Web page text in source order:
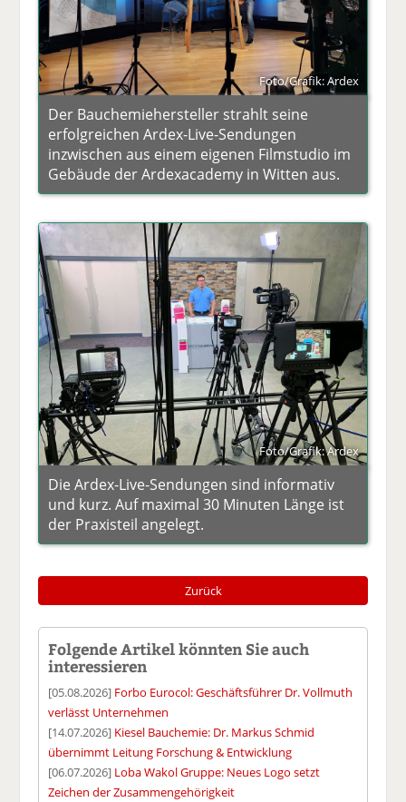
Foto/Grafik: Ardex
Der Bauchemiehersteller strahlt seine
erfolgreichen Ardex-Live-Sendungen
inzwischen aus einem eigenen Filmstudio im
Gebäude der Ardexacademy in Witten aus.
Foto/Grafik: Ardex
Die Ardex-Live-Sendungen sind informativ
und kurz. Auf maximal 30 Minuten Länge ist
der Praxisteil angelegt.
Zurück
Folgende Artikel könnten Sie auch
interessieren
[05.08.2026] Forbo Eurocol: Geschäftsführer Dr. Vollmuth
verlässt Unternehmen
[14.07.2026] Kiesel Bauchemie: Dr. Markus Schmid
übernimmt Leitung Forschung & Entwicklung
[06.07.2026] Loba Wakol Gruppe: Neues Logo setzt
Zeichen der Zusammengehörigkeit